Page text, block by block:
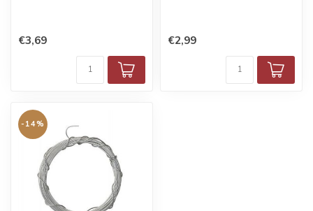
€3,69 €2,99
-14%